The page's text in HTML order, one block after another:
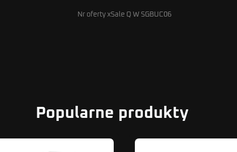
Nr oferty xSale Q W SGBUC06
Popularne produkty